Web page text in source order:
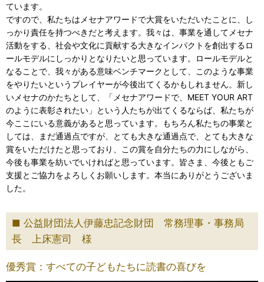
ています。
ですので、私たちはメセナアワードで大賞をいただいたことに、し
っかり責任を持つべきだと考えます。我々は、事業を通してメセナ
活動をする、社会や文化に貢献する大きなインパクトを創出するロ
ールモデルにしっかりとなりたいと思っています。ロールモデルと
なることで、我々がある意味ベンチマークとして、このような事業
をやりたいというプレイヤーが今後出てくるかもしれません。新し
いメセナのかたちとして、「メセナアワードで、MEET YOUR ART
のように表彰されたい」という人たちが出てくるならば、私たちが
今ここにいる意義があると思っています。もちろん私たちの事業と
しては、まだ通過点ですが、とても大きな通過点で、とても大きな
賞をいただけたと思っており、この賞を自分たちの力にしながら、
今後も事業を紡いでいければと思っています。皆さま、今後ともご
支援とご協力をよろしくお願いします。本当にありがとうございま
した。
公益財団法人伊藤忠記念財団 常務理事・事務局
長 上床憲司 様
優秀賞：すべての子どもたちに読書の喜びを